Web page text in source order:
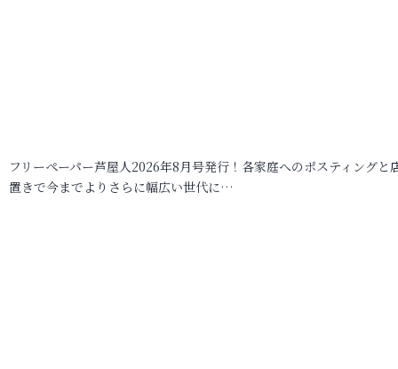
フリーペーパー芦屋人2026年8月号発行！各家庭へのポスティングと
置きで今までよりさらに幅広い世代に…